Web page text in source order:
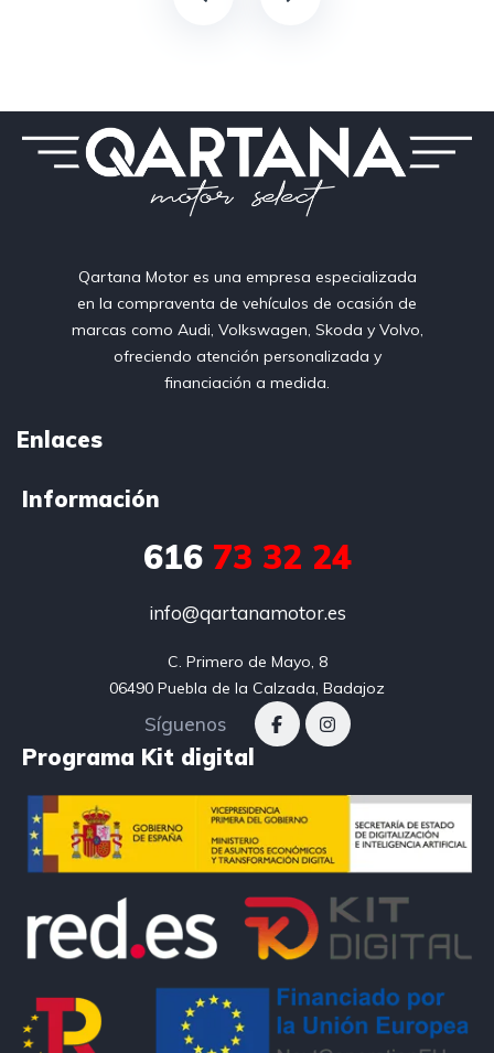
Qartana Motor es una empresa especializada
en la compraventa de vehículos de ocasión de
marcas como Audi, Volkswagen, Skoda y Volvo,
ofreciendo atención personalizada y
financiación a medida.
Enlaces
Información
61673 32 24
info@qartanamotor.es
C. Primero de Mayo, 8
06490 Puebla de la Calzada, Badajoz
Síguenos
Programa Kit digital